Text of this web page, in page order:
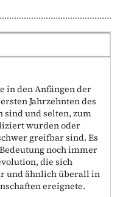
in den Anfängen der
Jahrzehnten des
sind und selten, zum
wurden oder
greifbar sind. Es
noch immer
die sich
und ähnlich überall in
ereignete.